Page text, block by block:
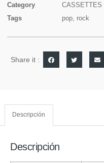
Category
CASSETTES
Tags
pop rock
Share it :
Descripción
Descripción